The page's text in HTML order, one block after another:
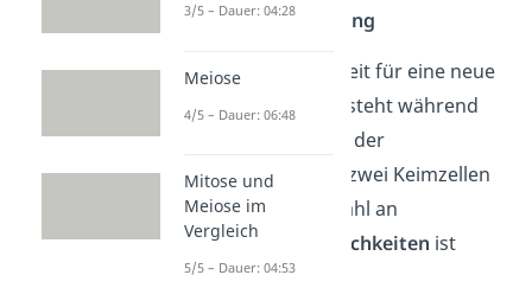
2) Bei der Befruchtung
Die zweite Möglichkeit für eine neue
Genkombination besteht während
der Befruchtung bei der
Verschmelzung der zwei Keimzellen
zurZygote . Die Anzahl an
Kombinationsmöglichkeiten ist
dabei sehr groß.
3/5 – Dauer: 04:28
Meiose
4/5 – Dauer: 06:48
Mitose und
Meiose im
Vergleich
5/5 – Dauer: 04:53